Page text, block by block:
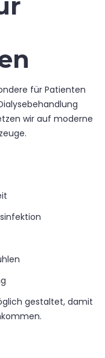
für Patienten
wir auf moderne
gestaltet, damit